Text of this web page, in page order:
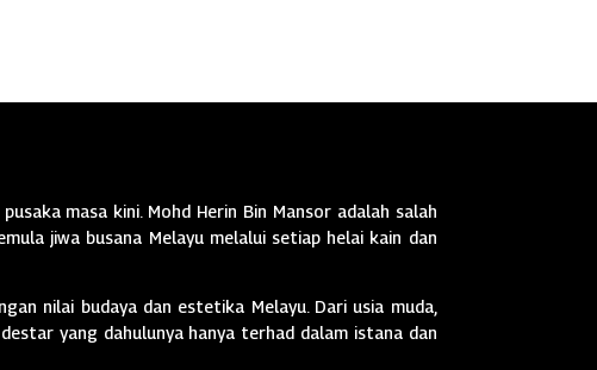
masa kini. Mohd Herin Bin Mansor adalah salah
jiwa busana Melayu melalui setiap helai kain dan
nilai budaya dan estetika Melayu. Dari usia muda,
yang dahulunya hanya terhad dalam istana dan